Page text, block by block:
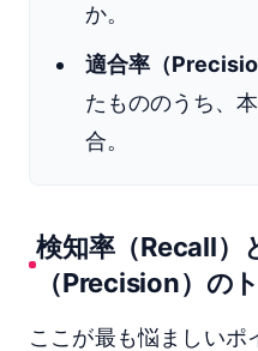
か。
適合率（
たもののうち、
合。
検知率（Recall）
（Precision）の
ここが最も悩ましいポ